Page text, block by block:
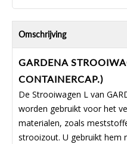
Omschrijving
GARDENA
CONTAINERCAP.)
De Strooiwagen L van
worden gebruikt voor het
materialen, zoals
strooizout. U gebruikt hem